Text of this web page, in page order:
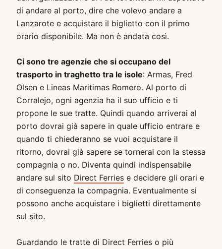
di andare al porto, dire che volevo andare a
Lanzarote e acquistare il biglietto con il primo
orario disponibile. Ma non è andata così.
Ci sono tre agenzie che si occupano del
trasporto in traghetto tra le isole: Armas, Fred
Olsen e Lineas Maritimas Romero. Al porto di
Corralejo, ogni agenzia ha il suo ufficio e ti
propone le sue tratte. Quindi quando arriverai al
porto dovrai già sapere in quale ufficio entrare e
quando ti chiederanno se vuoi acquistare il
ritorno, dovrai già sapere se tornerai con la stessa
compagnia o no. Diventa quindi indispensabile
andare sul sito Direct Ferriese decidere gli orari e
di conseguenza la compagnia. Eventualmente si
possono anche acquistare i biglietti direttamente
sul sito.
Guardando le tratte di Direct Ferries o più